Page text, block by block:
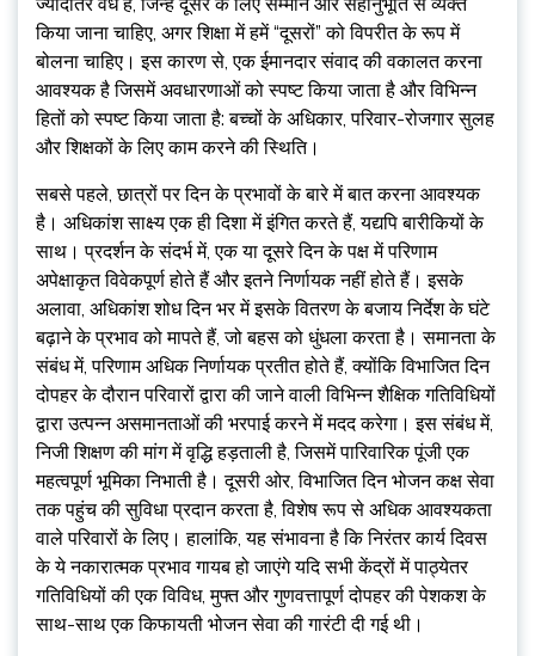
किया जाना चाहिए, अगर शिक्षा में हमें “दूसरों” को विपरीत के रूप में
बोलना चाहिए। इस कारण से, एक ईमानदार संवाद की वकालत करना
आवश्यक है जिसमें अवधारणाओं को स्पष्ट किया जाता है और विभिन्न
हितों को स्पष्ट किया जाता है: बच्चों के अधिकार, परिवार-रोजगार सुलह
और शिक्षकों के लिए काम करने की स्थिति।
सबसे पहले, छात्रों पर दिन के प्रभावों के बारे में बात करना आवश्यक
है। अधिकांश साक्ष्य एक ही दिशा में इंगित करते हैं, यद्यपि बारीकियों के
साथ। प्रदर्शन के संदर्भ में, एक या दूसरे दिन के पक्ष में परिणाम
अपेक्षाकृत विवेकपूर्ण होते हैं और इतने निर्णायक नहीं होते हैं। इसके
अलावा, अधिकांश शोध दिन भर में इसके वितरण के बजाय निर्देश के घंटे
बढ़ाने के प्रभाव को मापते हैं, जो बहस को धुंधला करता है। समानता के
संबंध में, परिणाम अधिक निर्णायक प्रतीत होते हैं, क्योंकि विभाजित दिन
दोपहर के दौरान परिवारों द्वारा की जाने वाली विभिन्न शैक्षिक गतिविधियों
द्वारा उत्पन्न असमानताओं की भरपाई करने में मदद करेगा। इस संबंध में,
निजी शिक्षण की मांग में वृद्धि हड़ताली है, जिसमें पारिवारिक पूंजी एक
महत्वपूर्ण भूमिका निभाती है। दूसरी ओर, विभाजित दिन भोजन कक्ष सेवा
तक पहुंच की सुविधा प्रदान करता है, विशेष रूप से अधिक आवश्यकता
वाले परिवारों के लिए। हालांकि, यह संभावना है कि निरंतर कार्य दिवस
के ये नकारात्मक प्रभाव गायब हो जाएंगे यदि सभी केंद्रों में पाठ्येतर
गतिविधियों की एक विविध, मुफ्त और गुणवत्तापूर्ण दोपहर की पेशकश के
साथ-साथ एक किफायती भोजन सेवा की गारंटी दी गई थी।